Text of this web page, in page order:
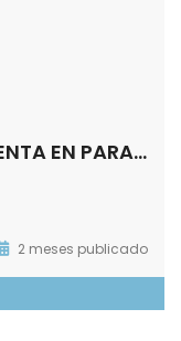
¡MAGNIFICA COCHERA EN VENTA EN PARADAS!
2 meses publicado